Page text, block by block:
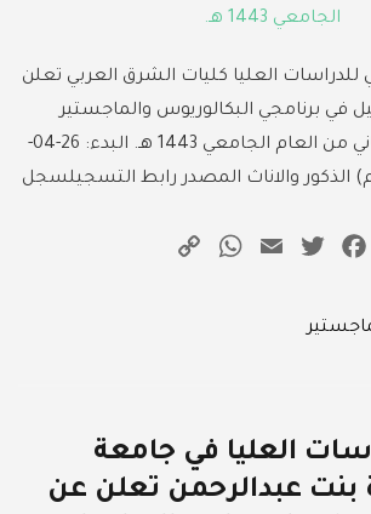
للدراسات العليا كليات الشرق العربي تعلن
في برنامجي البكالوريوس والماجستير
للفصل الدراسي الثاني من العام الجامعي 1443 هـ. البدء: 26-04-
Facebook
Twitter
Email
WhatsApp
العليا في جامعة
بنت عبدالرحمن تعلن عن